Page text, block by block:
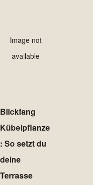
Image not
available
Blickfang
Kübelpflanze
: So setzt du
deine
Terrasse